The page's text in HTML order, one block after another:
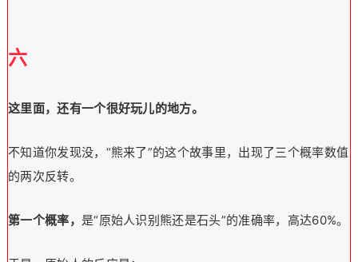
六
这里面，还有一个很好玩儿的地方。
不知道你发现没，“熊来了”的这个故事里，出现了三个概率数值
的两次反转。
第一个概率， 是“原始人识别熊还是石头”的准确率，高达60%。